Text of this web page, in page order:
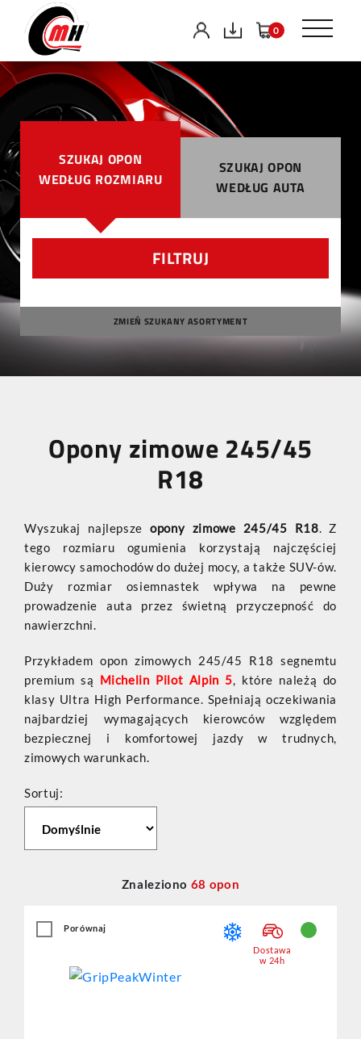
0
SZUKAJ OPON
WEDŁUG ROZMIARU
SZUKAJ OPON
WEDŁUG AUTA
FILTRUJ
ZMIEŃ SZUKANY ASORTYMENT
Opony zimowe 245/45
R18
Wyszukaj najlepszeopony zimowe 245/45 R18. Z
tego rozmiaru ogumienia korzystają najczęściej
kierowcy samochodów do dużej mocy, a także SUV-ów.
Duży rozmiar osiemnastek wpływa na pewne
prowadzenie auta przez świetną przyczepność do
nawierzchni.
Przykładem opon zimowych 245/45 R18 segnemtu
premium są Michelin Pilot Alpin 5, które należą do
klasy Ultra High Performance. Spełniają oczekiwania
najbardziej wymagających kierowców względem
bezpiecznej i komfortowej jazdy w trudnych,
zimowych warunkach.
Sortuj:
Znaleziono 68 opon
Porównaj
Dostawa
w 24h